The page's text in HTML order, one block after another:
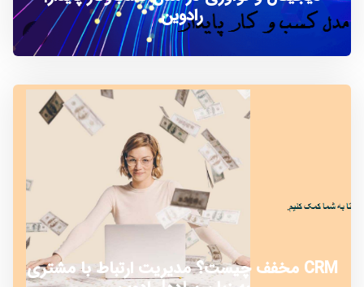
رادوین
CRM مخفف چیست؟ مدیریت ارتباط با مشتری